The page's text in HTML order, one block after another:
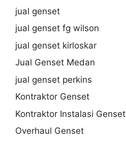
jual genset
jual genset fg wilson
jual genset kirloskar
Jual Genset Medan
jual genset perkins
Kontraktor Genset
Kontraktor Instalasi Genset
Overhaul Genset